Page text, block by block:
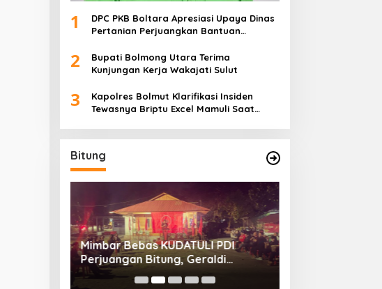
1
DPC PKB Boltara Apresiasi Upaya Dinas
Pertanian Perjuangkan Bantuan
2
Bupati Bolmong Utara Terima
Kunjungan Kerja Wakajati Sulut
3
Kapolres Bolmut Klarifikasi Insiden
Tewasnya Briptu Excel Mamuli Saat
Bitung
Mimbar Bebas KUDATULI PDI
Perjuangan Bitung, Geraldi
Mantiri: Bukan Sekedar Sejarah